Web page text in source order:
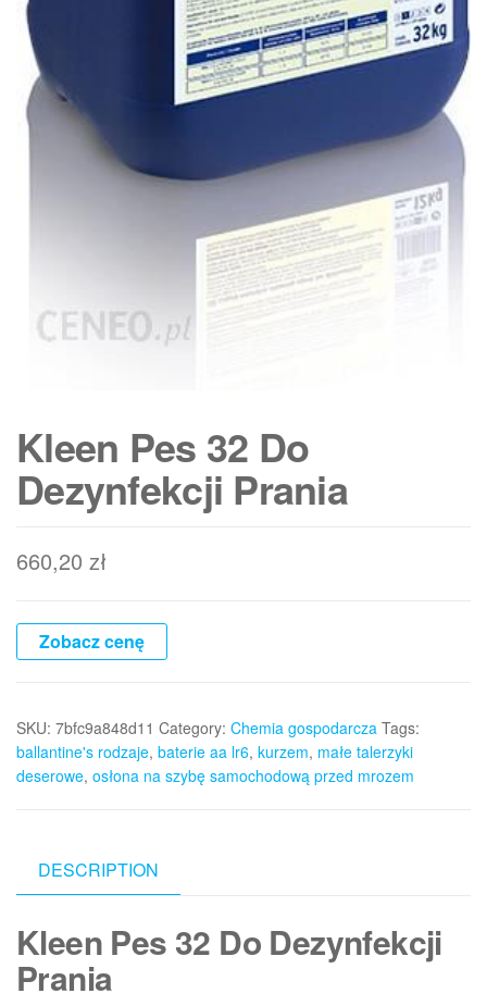
Kleen Pes 32 Do
Dezynfekcji Prania
660,20 zł
Zobacz cenę
SKU: 7bfc9a848d11 Category: Chemia gospodarcza Tags:
ballantine's rodzaje, baterie aa lr6, kurzem, małe talerzyki
deserowe, osłona na szybę samochodową przed mrozem
DESCRIPTION
Kleen Pes 32 Do Dezynfekcji
Prania